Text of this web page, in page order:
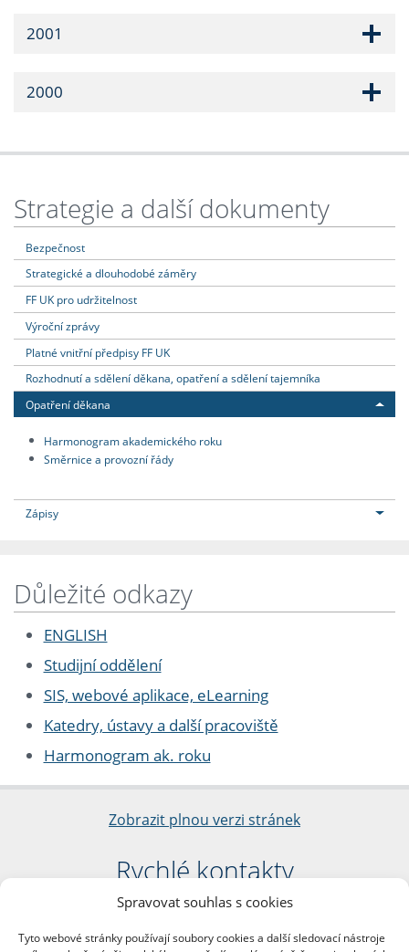
Spravovat souhlas s cookies
Tyto webové stránky používají soubory cookies a další sledovací nástroje
2001
2000
Strategie a další dokumenty
Bezpečnost
Strategické a dlouhodobé záměry
FF UK pro udržitelnost
Výroční zprávy
Platné vnitřní předpisy FF UK
Rozhodnutí a sdělení děkana, opatření a sdělení tajemníka
Opatření děkana
Harmonogram akademického roku
Směrnice a provozní řády
Zápisy
Důležité odkazy
ENGLISH
Studijní oddělení
SIS, webové aplikace, eLearning
Katedry, ústavy a další pracoviště
Harmonogram ak. roku
Zobrazit plnou verzi stránek
Rychlé kontakty
Filozofická fakulta
nám. Jana Palacha 1/2